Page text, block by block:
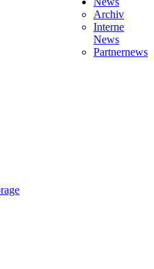
Archiv
Interne
News
Partnernews